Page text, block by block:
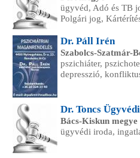
ügyvéd, Adó és TB
Polgári jog,
Dr. Páll Irén
Szabolcs-Szatmár-
pszichiáter,
depresszió,
Dr. Toncs
Bács-Kiskun megye
ügyvédi iroda,